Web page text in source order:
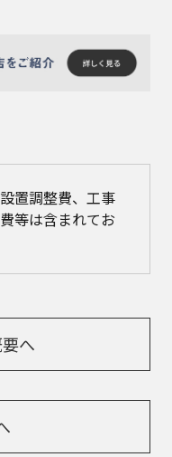
置調整費、工事
等は含まれてお
へ